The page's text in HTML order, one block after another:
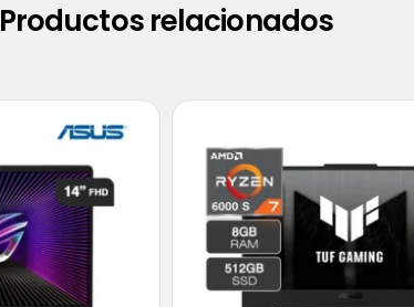
Productos relacionados